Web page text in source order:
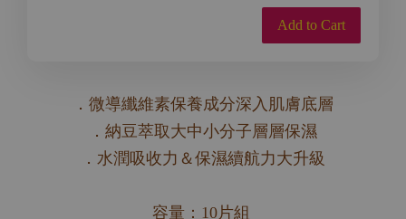
Add to Cart
．微導纖維素保養成分深入肌膚底層
．納豆萃取大中小分子層層保濕
．水潤吸收力＆保濕續航力大升級
容量：10片組